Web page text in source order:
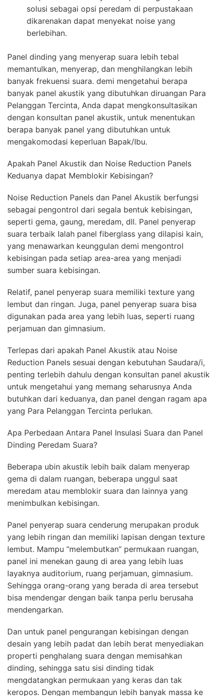
solusi sebagai opsi peredam di perpustakaan
dikarenakan dapat menyekat noise yang
berlebihan.
Panel dinding yang menyerap suara lebih tebal
memantulkan, menyerap, dan menghilangkan lebih
banyak frekuensi suara. demi mengetahui berapa
banyak panel akustik yang dibutuhkan diruangan Para
Pelanggan Tercinta, Anda dapat mengkonsultasikan
dengan konsultan panel akustik, untuk menentukan
berapa banyak panel yang dibutuhkan untuk
mengakomodasi keperluan Bapak/Ibu.
Apakah Panel Akustik dan Noise Reduction Panels
Keduanya dapat Memblokir Kebisingan?
Noise Reduction Panels dan Panel Akustik berfungsi
sebagai pengontrol dari segala bentuk kebisingan,
seperti gema, gaung, meredam, dll. Panel penyerap
suara terbaik Ialah panel fiberglass yang dilapisi kain,
yang menawarkan keunggulan demi mengontrol
kebisingan pada setiap area-area yang menjadi
sumber suara kebisingan.
Relatif, panel penyerap suara memiliki texture yang
lembut dan ringan. Juga, panel penyerap suara bisa
digunakan pada area yang lebih luas, seperti ruang
perjamuan dan gimnasium.
Terlepas dari apakah Panel Akustik atau Noise
Reduction Panels sesuai dengan kebutuhan Saudara/i,
penting terlebih dahulu dengan konsultan panel akustik
untuk mengetahui yang memang seharusnya Anda
butuhkan dari keduanya, dan panel dengan ragam apa
yang Para Pelanggan Tercinta perlukan.
Apa Perbedaan Antara Panel Insulasi Suara dan Panel
Dinding Peredam Suara?
Beberapa ubin akustik lebih baik dalam menyerap
gema di dalam ruangan, beberapa unggul saat
meredam atau memblokir suara dan lainnya yang
menimbulkan kebisingan.
Panel penyerap suara cenderung merupakan produk
yang lebih ringan dan memiliki lapisan dengan texture
lembut. Mampu “melembutkan” permukaan ruangan,
panel ini menekan gaung di area yang lebih luas
layaknya auditorium, ruang perjamuan, gimnasium.
Sehingga orang-orang yang berada di area tersebut
bisa mendengar dengan baik tanpa perlu berusaha
mendengarkan.
Dan untuk panel pengurangan kebisingan dengan
desain yang lebih padat dan lebih berat menyediakan
properti penghalang suara dengan memisahkan
dinding, sehingga satu sisi dinding tidak
mengdatangkan permukaan yang keras dan tak
keropos. Dengan membangun lebih banyak massa ke